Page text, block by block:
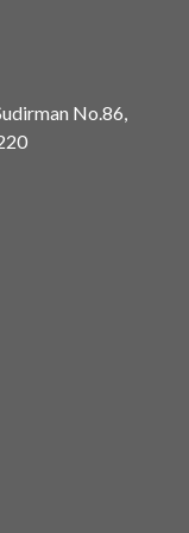
No.86,